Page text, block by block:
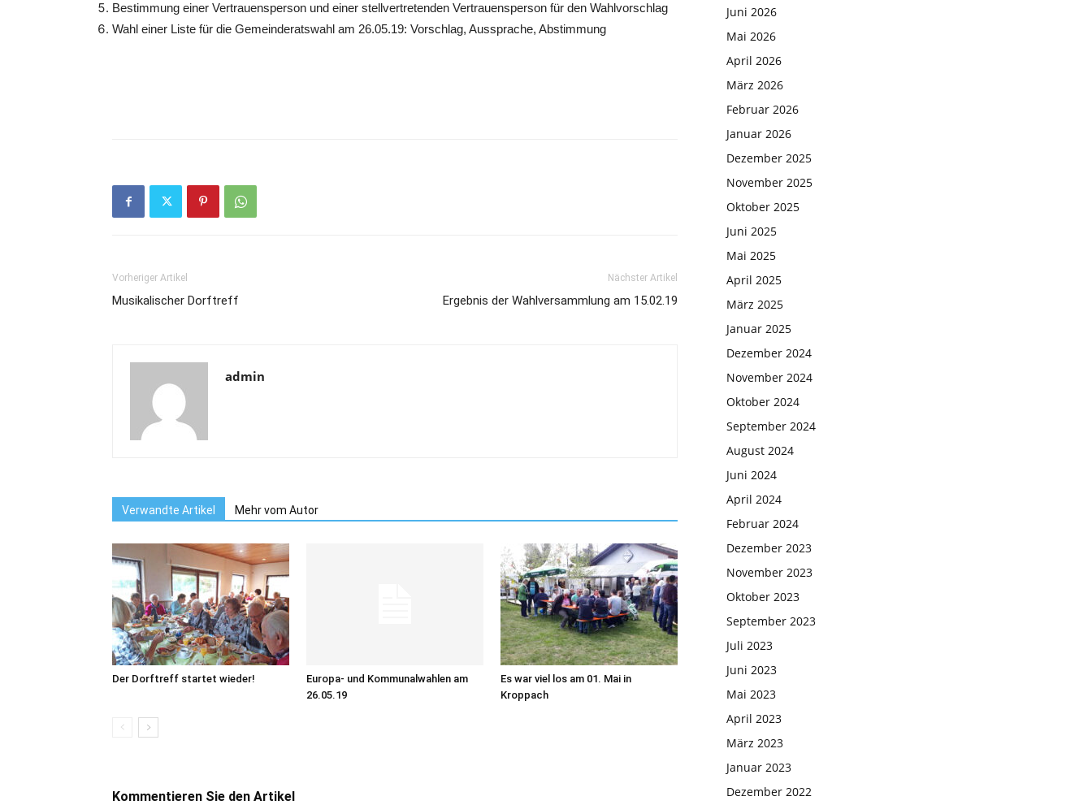
Bestimmung einer Vertrauensperson und einer stellvertretenden Vertrauensperson für den Wahlvorschlag
Wahl einer Liste für die Gemeinderatswahl am 26.05.19: Vorschlag, Aussprache, Abstimmung
Vorheriger Artikel
Musikalischer Dorftreff
Nächster Artikel
Ergebnis der Wahlversammlung am 15.02.19
admin
Verwandte Artikel Mehr vom Autor
Der Dorftreff startet wieder!
Europa- und Kommunalwahlen am
26.05.19
Es war viel los am 01. Mai in
Kroppach
Kommentieren Sie den Artikel
Juni 2026
Mai 2026
April 2026
März 2026
Februar 2026
Januar 2026
Dezember 2025
November 2025
Oktober 2025
Juni 2025
Mai 2025
April 2025
März 2025
Januar 2025
Dezember 2024
November 2024
Oktober 2024
September 2024
August 2024
Juni 2024
April 2024
Februar 2024
Dezember 2023
November 2023
Oktober 2023
September 2023
Juli 2023
Juni 2023
Mai 2023
April 2023
März 2023
Januar 2023
Dezember 2022